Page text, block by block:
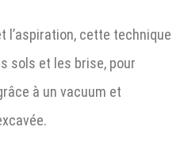
l’aspiration, cette technique
sols et les brise, pour
à un vacuum et